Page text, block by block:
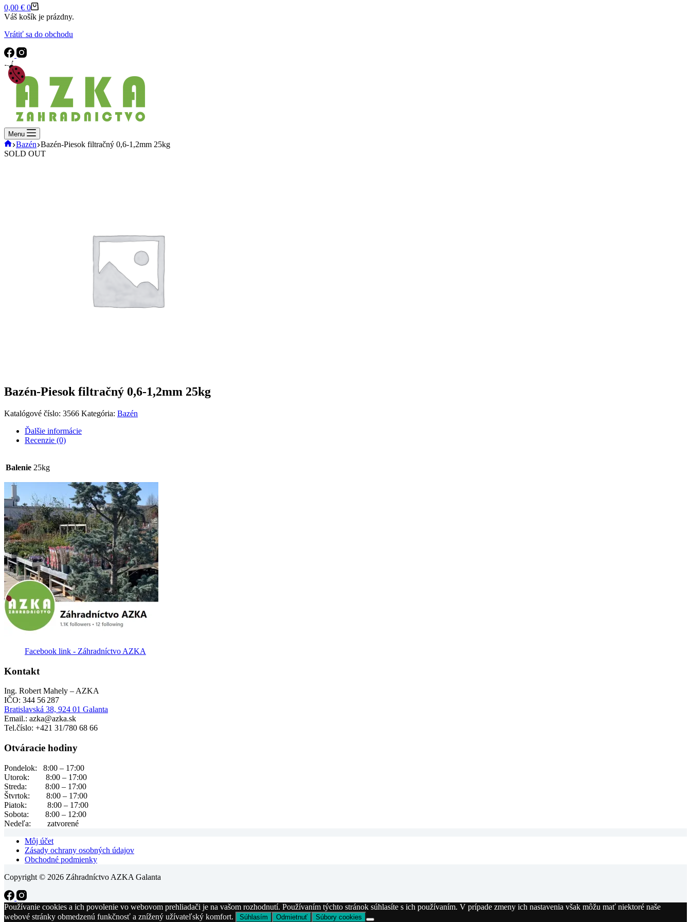
Shopping
cart
0,00 € 0
Váš košík je prázdny.
Vrátiť sa do obchodu
Menu
Domov
Bazén Bazén-Piesok filtračný 0,6-1,2mm 25kg
SOLD OUT
Bazén-Piesok filtračný 0,6-1,2mm 25kg
Katalógové číslo: 3566 Kategória: Bazén
Ďalšie informácie
Recenzie (0)
Balenie 25kg
Facebook link - Záhradníctvo AZKA
Kontakt
Ing. Robert Mahely – AZKA
IČO: 344 56 287
Bratislavská 38, 924 01 Galanta
Email.: azka@azka.sk
Tel.číslo: +421 31/780 68 66
Otváracie hodiny
Pondelok: 8:00 – 17:00
Utorok: 8:00 – 17:00
Streda: 8:00 – 17:00
Štvrtok: 8:00 – 17:00
Piatok: 8:00 – 17:00
Sobota: 8:00 – 12:00
Nedeľa: zatvorené
Môj účet
Zásady ochrany osobných údajov
Obchodné podmienky
Copyright © 2026 Záhradníctvo AZKA Galanta
Používanie cookies a ich povolenie vo webovom prehliadači je na vašom rozhodnutí. Používaním týchto stránok súhlasíte s ich používaním. V prípade zmeny ich nastavenia však môžu mať niektoré naše
webové stránky obmedzenú funkčnosť a znížený užívateľský komfort.
Súhlasím Odmietnuť Súbory cookies